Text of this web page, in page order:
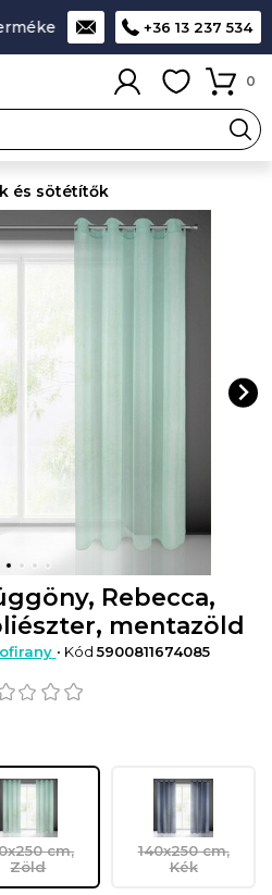
A legjobb design-
+36 13 237 534
0
és sötétítők
Rebecca,
mentazöld
• Kód5900811674085
cm,
Zöld
140x250 cm,
Kék